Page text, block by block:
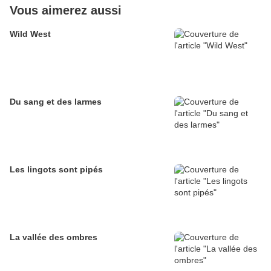
Vous aimerez aussi
Wild West
Du sang et des larmes
Les lingots sont pipés
La vallée des ombres